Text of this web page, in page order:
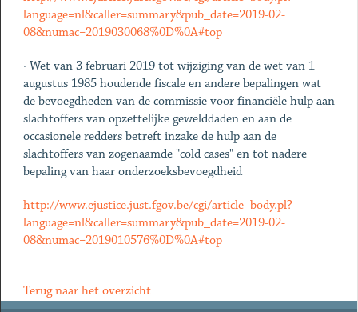
language=nl&caller=summary&pub_date=2019-02-
08&numac=2019030068%0D%0A#top
· Wet van 3 februari 2019 tot wijziging van de wet van 1
augustus 1985 houdende fiscale en andere bepalingen wat
de bevoegdheden van de commissie voor financiële hulp aan
slachtoffers van opzettelijke gewelddaden en aan de
occasionele redders betreft inzake de hulp aan de
slachtoffers van zogenaamde "cold cases" en tot nadere
bepaling van haar onderzoeksbevoegdheid
http://www.ejustice.just.fgov.be/cgi/article_body.pl?
language=nl&caller=summary&pub_date=2019-02-
08&numac=2019010576%0D%0A#top
Terug naar het overzicht